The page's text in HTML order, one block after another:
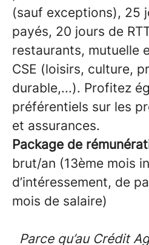
(sauf exceptions), 25
payés, 20 jours de
restaurants, mutuelle
CSE (loisirs, culture,
durable,...). Profitez
préférentiels sur les
et assurances.
Package de
brut/an (13ème mois
d’intéressement, de
mois de salaire)
Parce qu’au Crédit